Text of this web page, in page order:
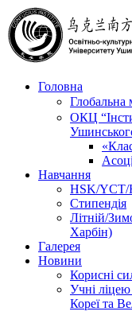
Головна
Глобальна
ОКЦ
Навчання
HSK/YCT/
Стипендія
Літній/
Харбін)
Галерея
Новини
Корисні
Учні
Кореї та